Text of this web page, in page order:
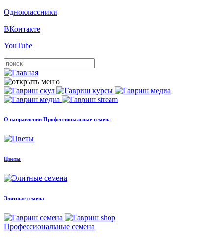
Одноклассники
ВКонтакте
YouTube
О направлении Профессиональные семена
Цветы
Элитные семена
Профессиональные семена